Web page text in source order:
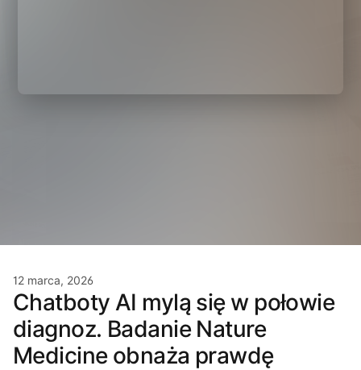
12 marca, 2026
Chatboty AI mylą się w połowie
diagnoz. Badanie Nature
Medicine obnaża prawdę